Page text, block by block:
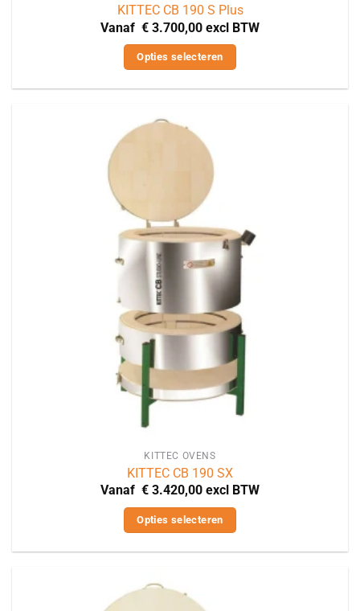
KITTEC CB 190 S Plus
Vanaf € 3.700,00 excl BTW
Opties selecteren
meerdere
variaties.
optie
kan
gekozen
worden
productpagina
KITTEC OVENS
KITTEC CB 190 SX
Vanaf € 3.420,00 excl BTW
Opties selecteren
meerdere